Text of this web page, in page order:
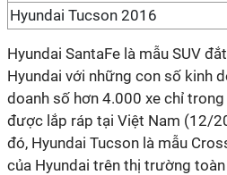
Hyundai Tucson 2016
Hyundai SantaFe là mẫu SUV
Hyundai với những con số kinh
doanh số hơn 4.000 xe chỉ
được lắp ráp tại Việt Nam (12/
đó, Hyundai Tucson là mẫu
của Hyundai trên thị trường